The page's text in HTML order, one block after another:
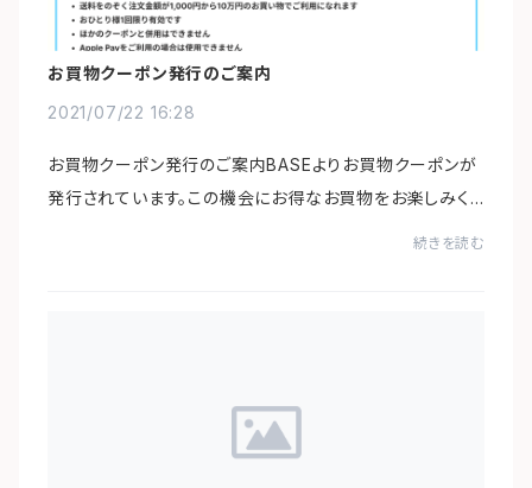
お買物クーポン発行のご案内
2021/07/22 16:28
お買物クーポン発行のご案内BASEよりお買物クーポンが
発行されています。この機会にお得なお買物をお楽しみく
続きを読む